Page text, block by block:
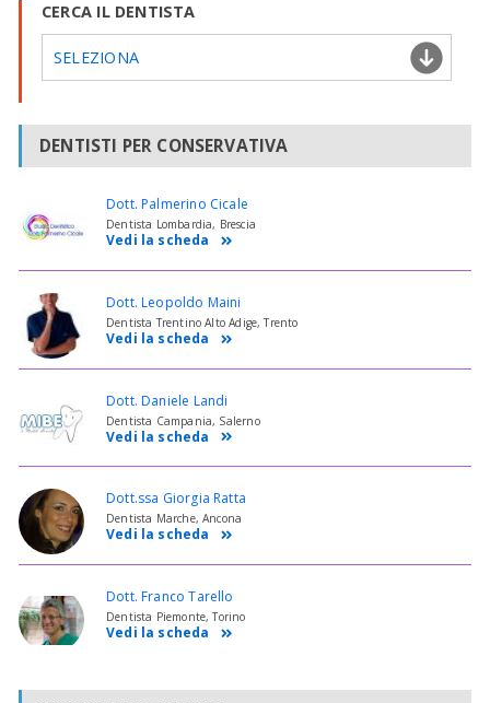
CERCA IL DENTISTA
SELEZIONA
DENTISTI PER CONSERVATIVA
Dott. Palmerino Cicale
Dentista Lombardia, Brescia
Vedi la scheda
Dott. Leopoldo Maini
Dentista Trentino Alto Adige, Trento
Vedi la scheda
Dott. Daniele Landi
Dentista Campania, Salerno
Vedi la scheda
Dott.ssa Giorgia Ratta
Dentista Marche, Ancona
Vedi la scheda
Dott. Franco Tarello
Dentista Piemonte, Torino
Vedi la scheda